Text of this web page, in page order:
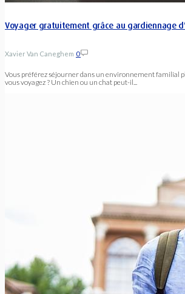
Voyager gratuitement grâce au gardiennage
Xavier Van Caneghem 0
Vous préférez séjourner dans un environnement familial
vous voyagez ? Un chien ou un chat peut-il...